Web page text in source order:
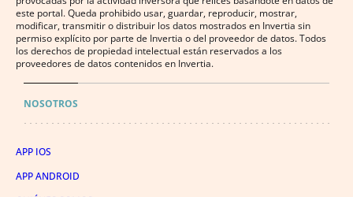
este portal. Queda prohibido usar, guardar, reproducir, mostrar,
modificar, transmitir o distribuir los datos mostrados en Invertia sin
permiso explícito por parte de Invertia o del proveedor de datos. Todos
los derechos de propiedad intelectual están reservados a los
proveedores de datos contenidos en Invertia.
NOSOTROS
APP IOS
APP ANDROID